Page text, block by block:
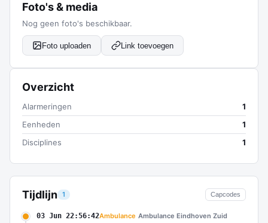
Tijdlijn 1 Capcodes
03 Jun 22:56:42Ambulance Ambulance Eindhoven Zuid
Foto's & media
Nog geen foto's beschikbaar.
Foto uploaden Link toevoegen
Overzicht
Alarmeringen
1
Eenheden
1
Disciplines
1